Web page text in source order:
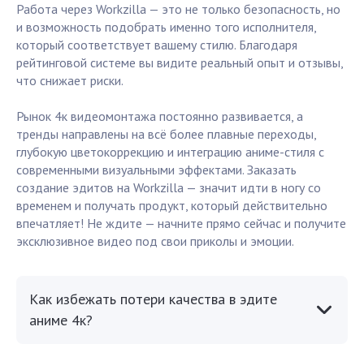
Работа через Workzilla — это не только безопасность, но
и возможность подобрать именно того исполнителя,
который соответствует вашему стилю. Благодаря
рейтинговой системе вы видите реальный опыт и отзывы,
что снижает риски.
Рынок 4к видеомонтажа постоянно развивается, а
тренды направлены на всё более плавные переходы,
глубокую цветокоррекцию и интеграцию аниме-стиля с
современными визуальными эффектами. Заказать
создание эдитов на Workzilla — значит идти в ногу со
временем и получать продукт, который действительно
впечатляет! Не ждите — начните прямо сейчас и получите
эксклюзивное видео под свои приколы и эмоции.
Как избежать потери качества в эдите
аниме 4к?